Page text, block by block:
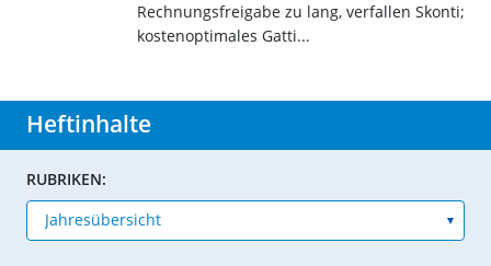
Rechnungsfreigabe zu lang, verfallen Skonti;
kostenoptimales Gatti...
Heftinhalte
RUBRIKEN: